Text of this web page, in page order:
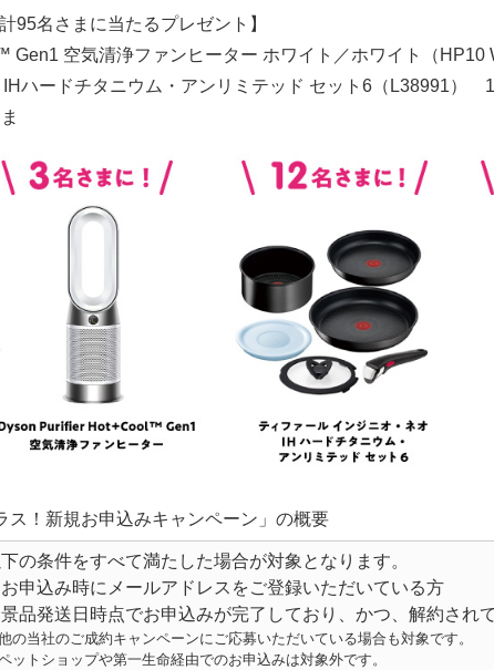
95名さまに当たるプレゼント】
空気清浄ファンヒーター ホワイト／ホワイト（
ハードチタニウム・アンリミテッド セット6（L38991）
！新規お申込みキャンペーン」の概要
下の条件をすべて満たした場合が対象となります。
お申込み時にメールアドレスをご登録いただいている方
景品発送日時点でお申込みが完了しており、かつ、解約され
の当社のご成約キャンペーンにご応募いただいている場合も対象です。
ットショップや第一生命経由でのお申込みは対象外です。